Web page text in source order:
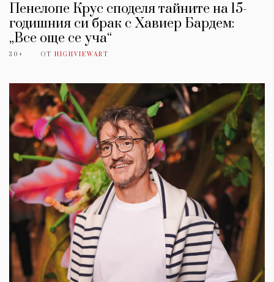
Пенелопе Крус споделя тайните на 15-
годишния си брак с Хавиер Бардем:
„Все още се уча“
30+ ОТ HIGHVIEWART